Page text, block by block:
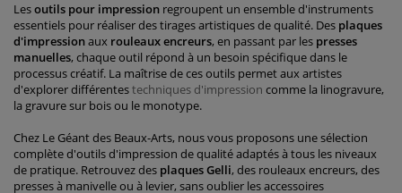
Lesoutils pour impression regroupent un ensemble d'instruments
essentiels pour réaliser des tirages artistiques de qualité. Des plaques
d'impressionaux rouleaux encreurs, en passant par les presses
manuelles, chaque outil répond à un besoin spécifique dans le
processus créatif. La maîtrise de ces outils permet aux artistes
d'explorer différentestechniques d'impression comme la linogravure,
la gravure sur bois ou le monotype.
Chez Le Géant des Beaux-Arts, nous vous proposons une sélection
complète d'outils d'impression de qualité adaptés à tous les niveaux
de pratique. Retrouvez des plaques Gelli, des rouleaux encreurs, des
presses à manivelle ou à levier, sans oublier les accessoires